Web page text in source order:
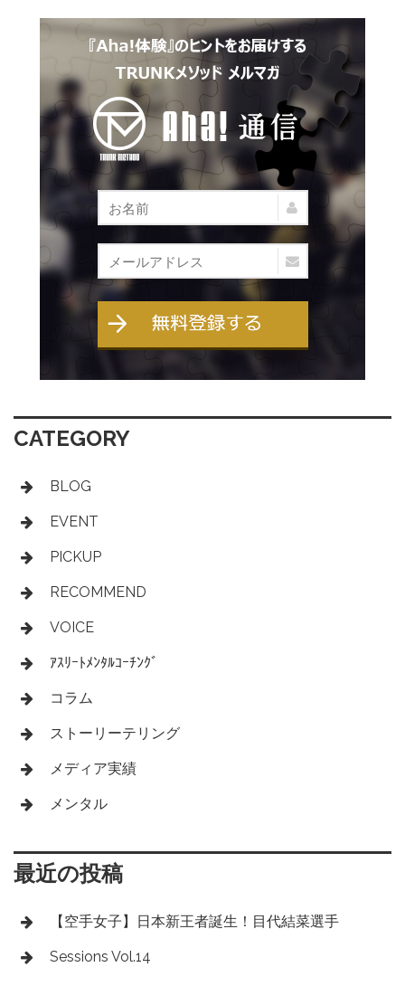
CATEGORY
BLOG
EVENT
PICKUP
RECOMMEND
VOICE
ｱｽﾘｰﾄﾒﾝﾀﾙｺｰﾁﾝｸﾞ
コラム
ストーリーテリング
メディア実績
メンタル
最近の投稿
【空手女子】日本新王者誕生！目代結菜選手
Sessions Vol.14